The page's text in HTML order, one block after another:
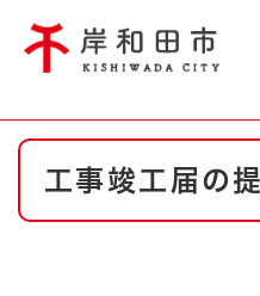
やさしい日本語
防災・緊急情報
ハザードマップ
本
工事竣工届の